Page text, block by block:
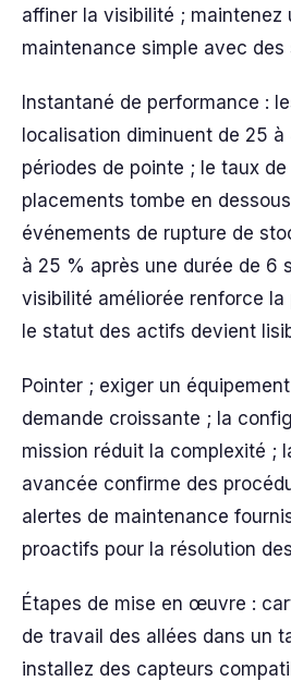
affiner la visibilité ; maintenez
maintenance simple avec des
Instantané de performance :
localisation diminuent de 25
périodes de pointe ; le taux
placements tombe en
événements de rupture de
à 25 % après une durée de 6
visibilité améliorée renforce la
le statut des actifs devient
Pointer ; exiger un
demande croissante ; la
mission réduit la complexité ;
avancée confirme des
alertes de maintenance
proactifs pour la résolution
Étapes de mise en œuvre :
de travail des allées dans un
installez des capteurs